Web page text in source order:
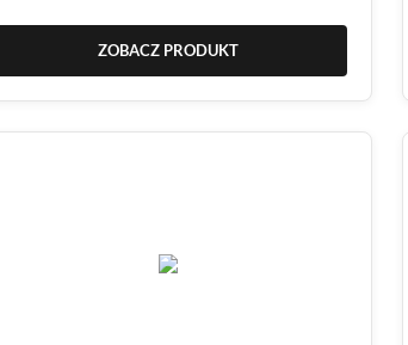
ZOBACZ PRODUKT